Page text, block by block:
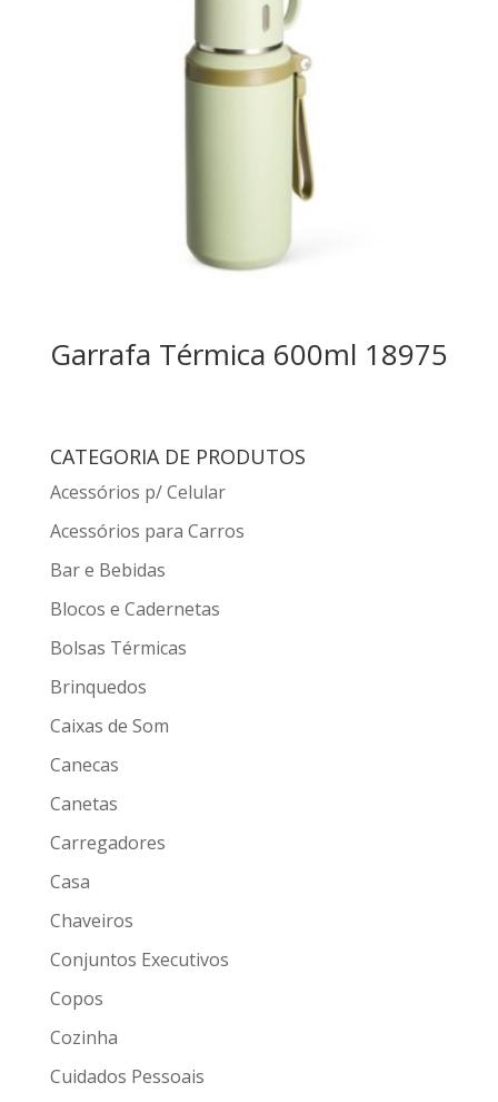
Garrafa Térmica 600ml 18975
CATEGORIA DE PRODUTOS
Acessórios p/ Celular
Acessórios para Carros
Bar e Bebidas
Blocos e Cadernetas
Bolsas Térmicas
Brinquedos
Caixas de Som
Canecas
Canetas
Carregadores
Casa
Chaveiros
Conjuntos Executivos
Copos
Cozinha
Cuidados Pessoais